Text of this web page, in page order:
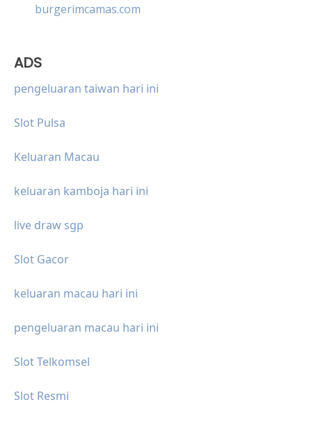
burgerimcamas.com
ADS
pengeluaran taiwan hari ini
Slot Pulsa
Keluaran Macau
keluaran kamboja hari ini
live draw sgp
Slot Gacor
keluaran macau hari ini
pengeluaran macau hari ini
Slot Telkomsel
Slot Resmi